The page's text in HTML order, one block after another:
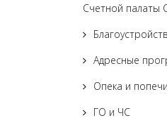
Счетной палаты
Адресные
Опека и
ГО и ЧС